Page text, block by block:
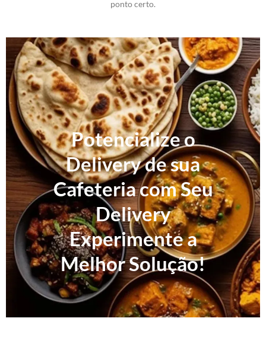
ponto certo.
Potencialize o
Delivery de sua
Cafeteria com Seu
Delivery
Experimente a
Melhor Solução!